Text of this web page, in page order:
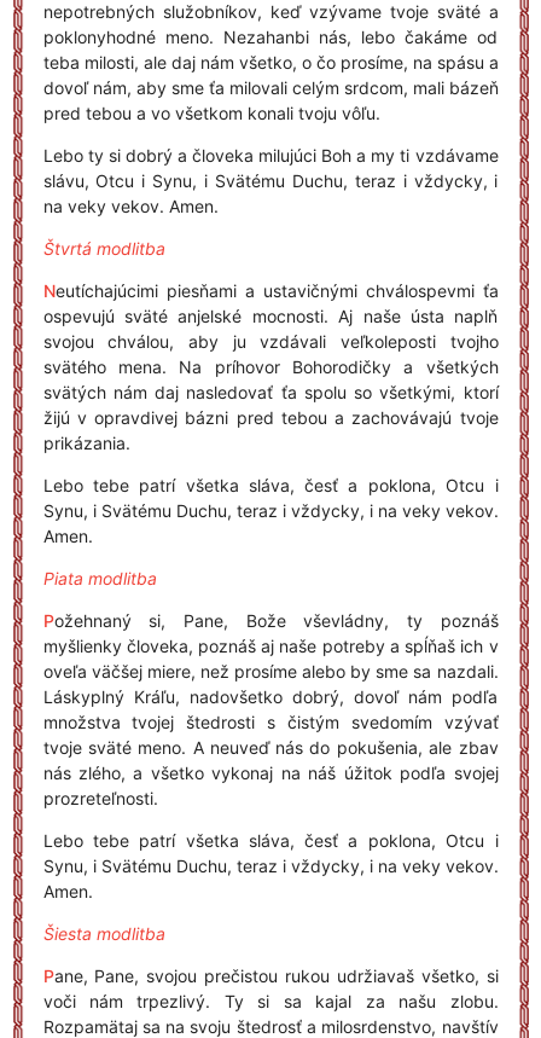
nepotrebných služobníkov, keď vzývame tvoje sväté a
poklonyhodné meno. Nezahanbi nás, lebo čakáme od
teba milosti, ale daj nám všetko, o čo prosíme, na spásu a
dovoľ nám, aby sme ťa milovali celým srdcom, mali bázeň
pred tebou a vo všetkom konali tvoju vôľu.
Lebo ty si dobrý a človeka milujúci Boh a my ti vzdávame
slávu, Otcu i Synu, i Svätému Duchu, teraz i vždycky, i
na veky vekov. Amen.
Štvrtá modlitba
Neutíchajúcimi piesňami a ustavičnými chválospevmi ťa
ospevujú sväté anjelské mocnosti. Aj naše ústa naplň
svojou chválou, aby ju vzdávali veľkoleposti tvojho
svätého mena. Na príhovor Bohorodičky a všetkých
svätých nám daj nasledovať ťa spolu so všetkými, ktorí
žijú v opravdivej bázni pred tebou a zachovávajú tvoje
prikázania.
Lebo tebe patrí všetka sláva, česť a poklona, Otcu i
Synu, i Svätému Duchu, teraz i vždycky, i na veky vekov.
Amen.
Piata modlitba
Požehnaný si, Pane, Bože vševládny, ty poznáš
myšlienky človeka, poznáš aj naše potreby a spĺňaš ich v
oveľa väčšej miere, než prosíme alebo by sme sa nazdali.
Láskyplný Kráľu, nadovšetko dobrý, dovoľ nám podľa
množstva tvojej štedrosti s čistým svedomím vzývať
tvoje sväté meno. A neuveď nás do pokušenia, ale zbav
nás zlého, a všetko vykonaj na náš úžitok podľa svojej
prozreteľnosti.
Lebo tebe patrí všetka sláva, česť a poklona, Otcu i
Synu, i Svätému Duchu, teraz i vždycky, i na veky vekov.
Amen.
Šiesta modlitba
Pane, Pane, svojou prečistou rukou udržiavaš všetko, si
voči nám trpezlivý. Ty si sa kajal za našu zlobu.
Rozpamätaj sa na svoju štedrosť a milosrdenstvo, navštív